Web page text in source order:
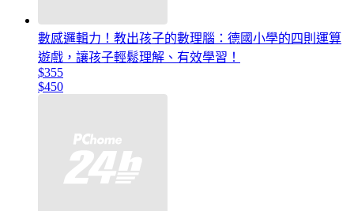
數感邏輯力！教出孩子的數理腦：德國小學的四則運算
遊戲，讓孩子輕鬆理解、有效學習！
$355
$450